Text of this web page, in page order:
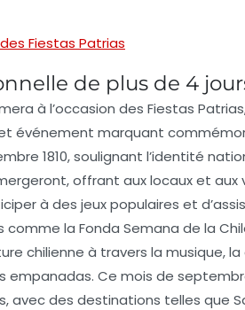
Fiestas Patrias
de plus de 4
à l’occasion des Fiestas Patrias
événement marquant
1810, soulignant l’identité
offrant aux locaux et
à des jeux populaires et
comme la Fonda Semana de la
chilienne à travers la musique,
empanadas. Ce mois de
avec des destinations telles que